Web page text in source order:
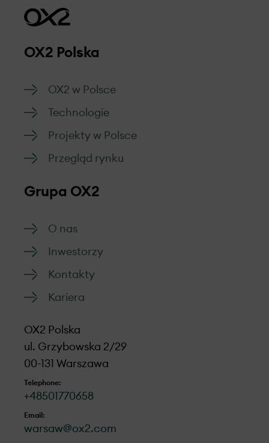
OX2 Polska
OX2 w Polsce
Technologie
Projekty w Polsce
Przegląd rynku
Grupa OX2
O nas
Inwestorzy
Kontakty
Kariera
OX2 Polska
ul. Grzybowska 2/29
00-131 Warszawa
Telephone:
+48501770658
Email:
warsaw@ox2.com